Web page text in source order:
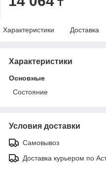
Характеристики Доставка
Характеристики
Основные
Состояние
Условия доставки
Самовывоз
Доставка курьером по